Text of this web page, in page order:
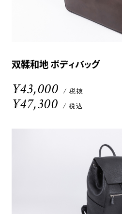
双鞣和地 ボディバッグ
¥43,000 / 税抜
¥47,300 / 税込